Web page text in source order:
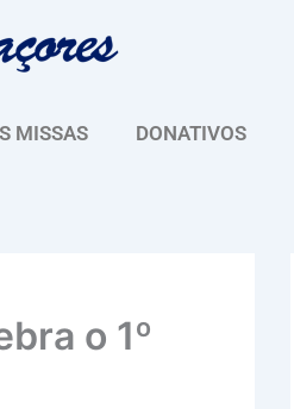
MISSAS DONATIVOS
o 1º